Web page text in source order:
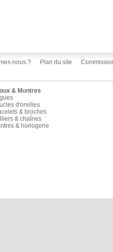
nous ? Plan du site
& Montres
d'oreilles
& broches
& chaînes
& horlogerie